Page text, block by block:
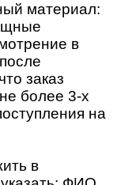
материал:
в
заказ
более 3-х
на
в